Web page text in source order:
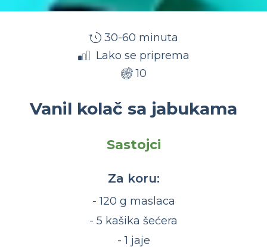
30-60 minuta
Lako se priprema
10
Vanil kolač sa jabukama
Sastojci
Za koru:
- 120 g maslaca
- 5 kašika šećera
- 1 jaje